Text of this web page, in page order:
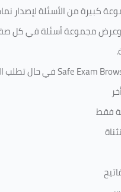
كبيرة من الأسئلة لإصدار
وعرض مجموعة أسئلة في كل
Safe Examفي حال تطلب
فقط